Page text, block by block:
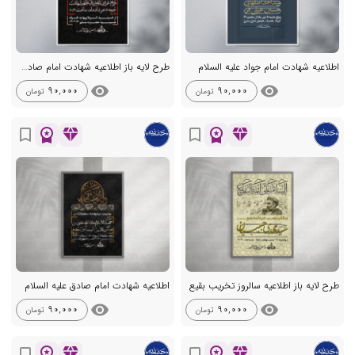
اطلاعیه شهادت امام جواد علیه السلام
visibility
90,000 تومان
طرح لایه باز اطلاعیه شهادت امام صادق علیه السلام
visibility
90,000 تومان
diamond
workspace_premium
bookmark_border
طرح لایه باز اطلاعیه سالروز تخریب بقیع
visibility
90,000 تومان
diamond
workspace_premium
bookmark_border
اطلاعیه شهادت امام صادق علیه السلام
visibility
90,000 تومان